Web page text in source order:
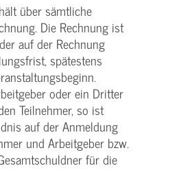
über sämtliche
Die Rechnung ist
auf der Rechnung
spätestens
oder ein Dritter
Teilnehmer, so ist
auf der Anmeldung
und Arbeitgeber bzw.
für die